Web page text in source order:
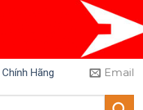
Hãng Email